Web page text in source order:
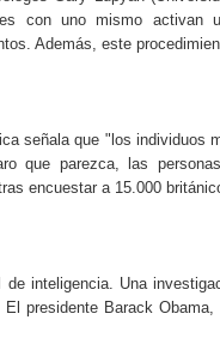
el consumo de
de consumo
con uno mismo
Además, este
señala que "los
que parezca, las
encuestar a 15.000
inteligencia. Una
presidente Barack